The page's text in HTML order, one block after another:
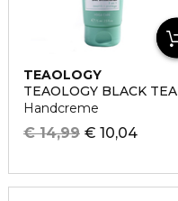
TEAOLOGY
TEAOLOGY BLACK TEA
Handcreme
€ 10,04
€ 14,99